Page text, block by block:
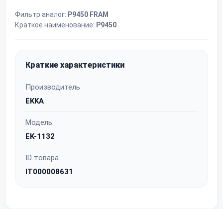
Фильтр аналог: P9450 FRAM
Краткое наименование: P9450
Краткие характеристики
Производитель
EKKA
Модель
EK-1132
ID товара
IT000008631